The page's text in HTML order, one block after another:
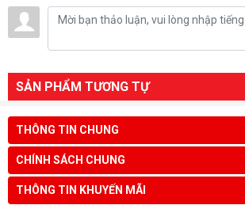
SẢN PHẨM TƯƠNG TỰ
THÔNG TIN CHUNG
CHÍNH SÁCH CHUNG
THÔNG TIN KHUYẾN MÃI